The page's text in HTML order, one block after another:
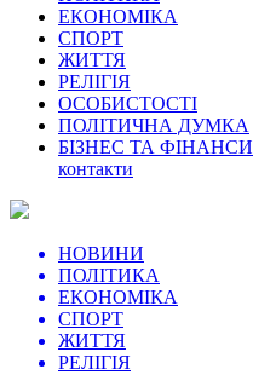
ЕКОНОМІКА
СПОРТ
ЖИТТЯ
РЕЛІГІЯ
ОСОБИСТОСТІ
ПОЛІТИЧНА ДУМКА
БІЗНЕС ТА ФІНАНСИ
контакти
НОВИНИ
ПОЛІТИКА
ЕКОНОМІКА
СПОРТ
ЖИТТЯ
РЕЛІГІЯ